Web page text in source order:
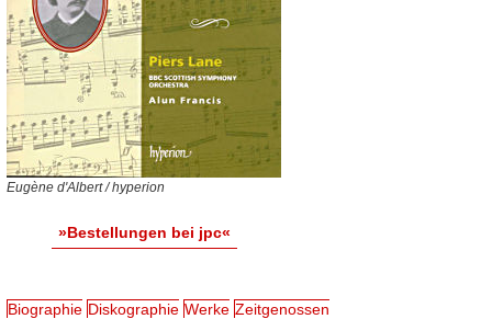
Eugène d'Albert / hyperion
»Bestellungen bei jpc«
Biographie Diskographie Werke Zeitgenossen